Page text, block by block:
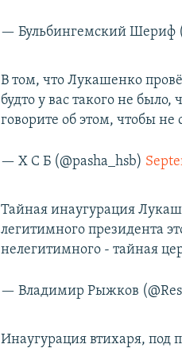
— Бульбингемский Шериф
В том, что Лукашенко
будто у вас такого не
говорите об этом, чтобы не
— Х С Б (@pasha_hsb)
Тайная инаугурация
легитимного президента
нелегитимного - тайная
— Владимир Рыжков
Инаугурация втихаря, под